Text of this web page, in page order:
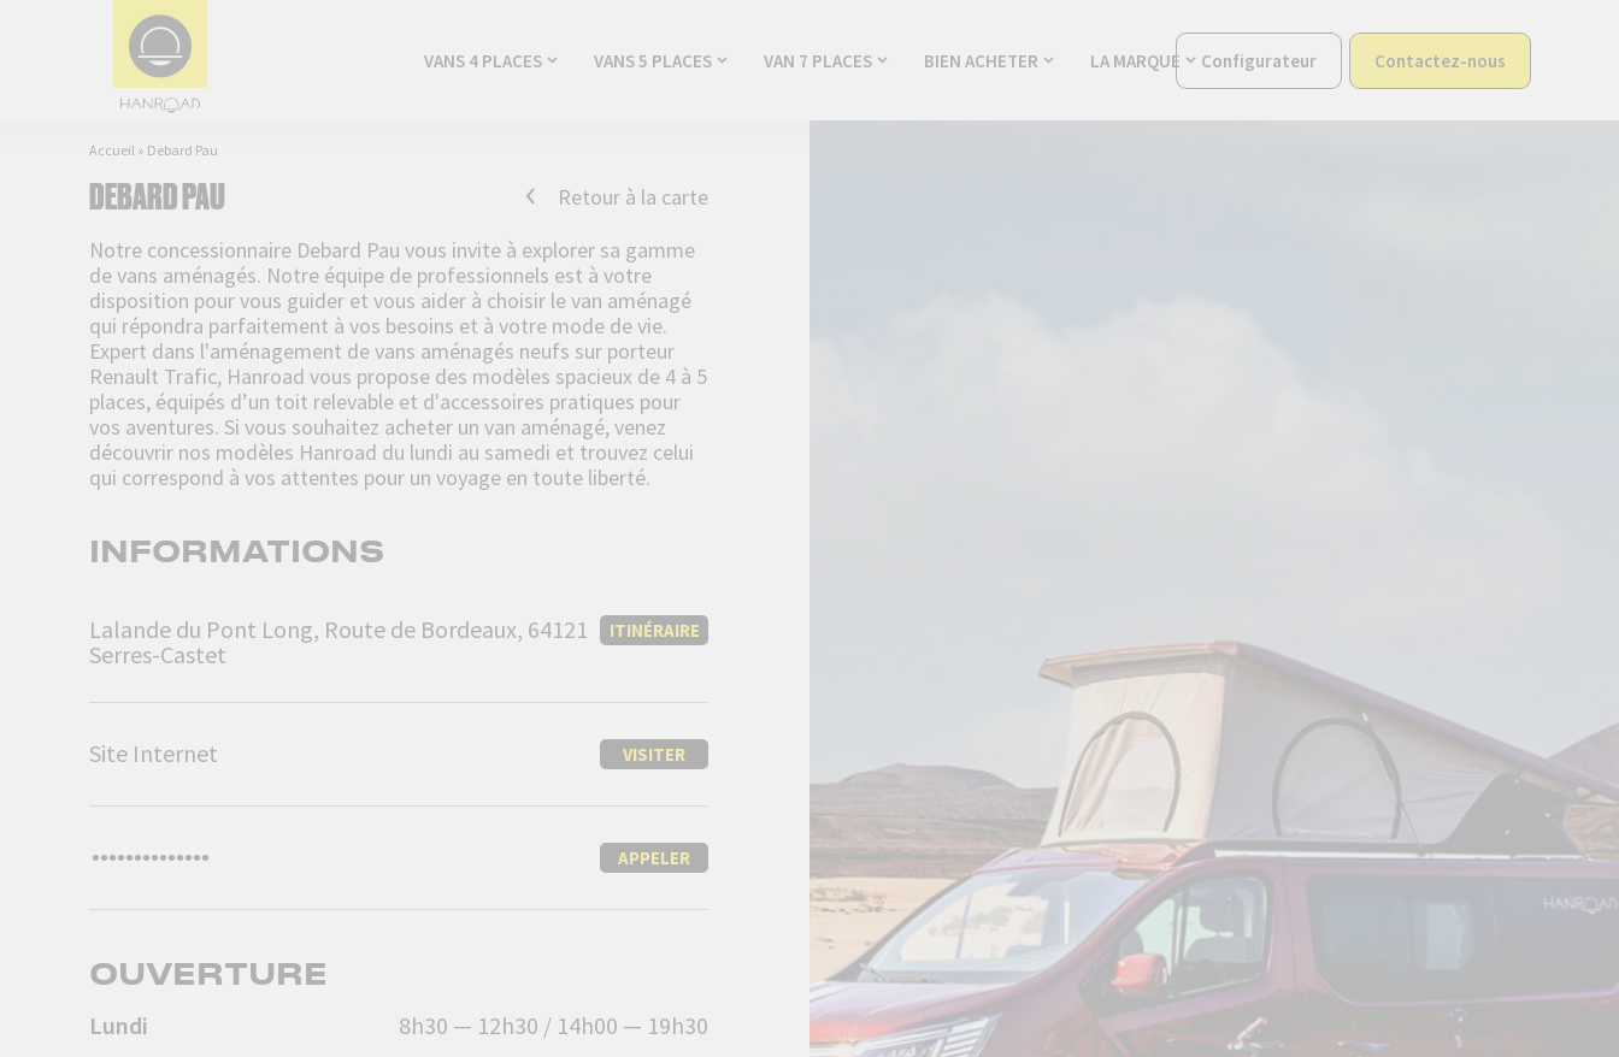
VANS 4 PLACES VANS 5 PLACES VAN 7 PLACES BIEN ACHETER LA MARQUE Configurateur Contactez-nous
Accueil » Debard Pau
Retour à la carte
DEBARD PAU
Notre concessionnaire Debard Pau vous invite à explorer sa gamme
de vans aménagés. Notre équipe de professionnels est à votre
disposition pour vous guider et vous aider à choisir le van aménagé
qui répondra parfaitement à vos besoins et à votre mode de vie.
Expert dans l'aménagement de vans aménagés neufs sur porteur
Renault Trafic, Hanroad vous propose des modèles spacieux de 4 à 5
places, équipés d’un toit relevable et d'accessoires pratiques pour
vos aventures. Si vous souhaitez acheter un van aménagé, venez
découvrir nos modèles Hanroad du lundi au samedi et trouvez celui
qui correspond à vos attentes pour un voyage en toute liberté.
INFORMATIONS
Lalande du Pont Long, Route de Bordeaux, 64121
Serres-Castet
ITINÉRAIRE
Site Internet VISITER
APPELER
OUVERTURE
Lundi
8h30 — 12h30 / 14h00 — 19h30